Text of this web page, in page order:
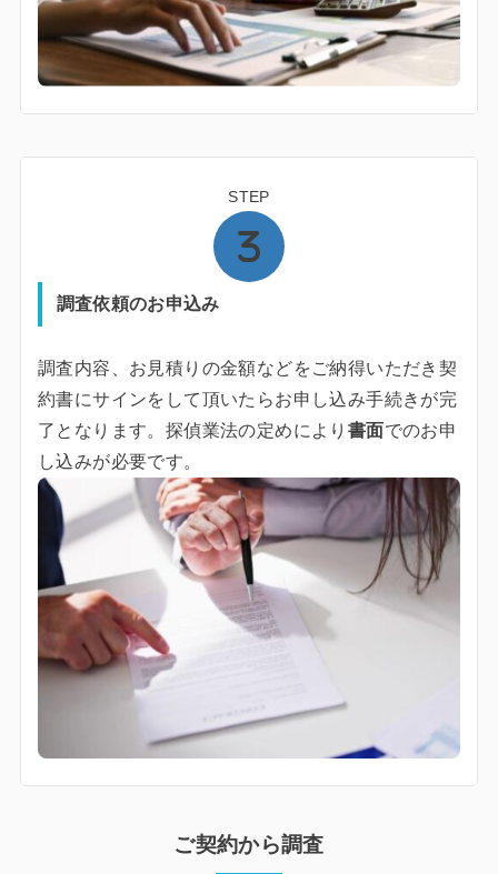
STEP
調査依頼のお申込み
調査内容、お見積りの金額などをご納得いただき契
約書にサインをして頂いたらお申し込み手続きが完
了となります。探偵業法の定めにより 書面でのお申
し込みが必要です。
ご契約から調査